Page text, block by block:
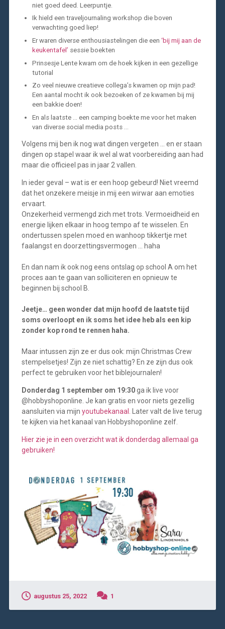
niet goed deed. Leerpuntje.
Ik hield een traveljournaling workshop die boven
verwachting goed liep!
Er waren diverse enthousiastelingen die een ‘bij mij aan de
keukentafel’ sessie boekten
Prinsesje Lente kwam om de hoek kijken in een gezellige
tutorial
Zo veel nieuwe creatieve collega’s kwamen op mijn pad!
Een aantal mocht ik ook bezoeken of ze kwamen bij mij
een bakkie doen!
En als laatste … een camping boekte me voor het maken
van diverse social media posts …
Volgens mij ben ik nog wat dingen vergeten … en er staan
dingen op stapel waar ik wel al wat voorbereiding aan had
maar die officieel pas in jaar 2 vallen.
In ieder geval – wat is er een hoop gebeurd! Niet vreemd
dat het onzekere meisje in mij een wirwar aan emoties
ervaart.
Onzekerheid vermengd zich met trots. Vermoeidheid en
energie lijken elkaar in hoog tempo af te wisselen. En
ondertussen spelen moed en wanhoop tikkertje met
faalangst en doorzettingsvermogen … haha
En dan nam ik ook nog eens ontslag op school A om het
proces aan te gaan van solliciteren en opnieuw te
beginnen bij school B.
Jeetje… geen wonder dat mijn hoofd de laatste tijd
soms overloopt en ik soms het idee heb als een kip
zonder kop rond te rennen haha.
Maar intussen zijn ze er dus ook: mijn Christmas Crew
stempelsetjes! Zijn ze niet schattig? En ze zijn dus ook
perfect te gebruiken voor het biblejournalen!
Donderdag 1 september om 19:30ga ik live voor
@hobbyshoponline. Je kan gratis en voor niets gezellig
aansluiten via mijn youtubekanaal.
Later valt de live terug
te kijken via het kanaal van Hobbyshoponline zelf.
Hier zie je in een overzicht wat ik donderdag allemaal ga
gebruiken!
augustus 25, 2022 1